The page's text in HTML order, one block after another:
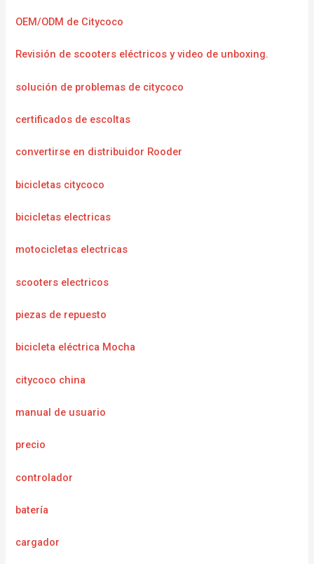
OEM/ODM de Citycoco
Revisión de scooters eléctricos y video de unboxing.
solución de problemas de citycoco
certificados de escoltas
convertirse en distribuidor Rooder
bicicletas citycoco
bicicletas electricas
motocicletas electricas
scooters electricos
piezas de repuesto
bicicleta eléctrica Mocha
citycoco china
manual de usuario
precio
controlador
batería
cargador